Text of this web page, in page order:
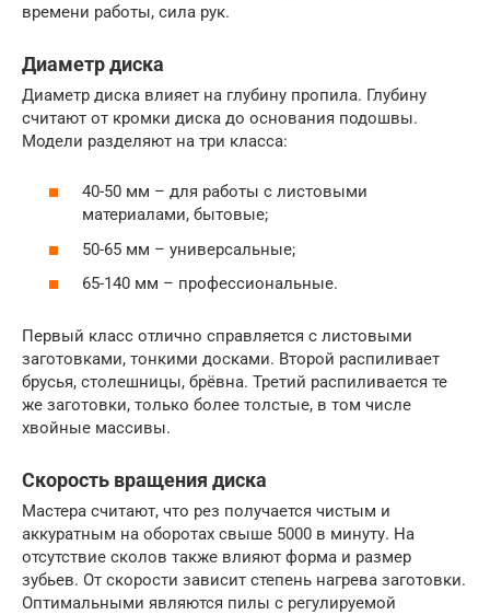
времени работы, сила рук.
Диаметр диска
Диаметр диска влияет на глубину пропила. Глубину
считают от кромки диска до основания подошвы.
Модели разделяют на три класса:
40-50 мм – для работы с листовыми
материалами, бытовые;
50-65 мм – универсальные;
65-140 мм – профессиональные.
Первый класс отлично справляется с листовыми
заготовками, тонкими досками. Второй распиливает
брусья, столешницы, брёвна. Третий распиливается те
же заготовки, только более толстые, в том числе
хвойные массивы.
Скорость вращения диска
Мастера считают, что рез получается чистым и
аккуратным на оборотах свыше 5000 в минуту. На
отсутствие сколов также влияют форма и размер
зубьев. От скорости зависит степень нагрева заготовки.
Оптимальными являются пилы с регулируемой